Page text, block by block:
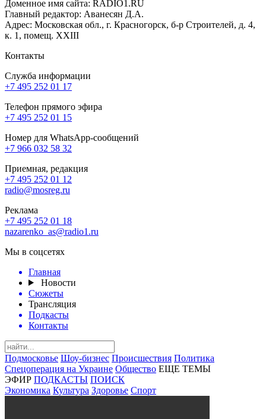
Доменное имя сайта: RADIO1.RU
Главный редактор: Аванесян Д.А.
Адрес: Московская обл., г. Красногорск, б-р Строителей, д. 4,
к. 1, помещ. XXIII
Контакты
Служба информации
+7 495 252 01 17
Телефон прямого эфира
+7 495 252 01 15
Номер для WhatsApp-сообщений
+7 966 032 58 32
Приемная, редакция
+7 495 252 01 12
radio@mosreg.ru
Реклама
+7 495 252 01 18
nazarenko_as@radio1.ru
Мы в соцсетях
Главная
Новости
Сюжеты
Трансляция
Подкасты
Контакты
Подмосковье Шоу-бизнес Происшествия Политика
Спецоперация на Украине Общество ЕЩЕ ТЕМЫ
ЭФИР ПОДКАСТЫ ПОИСК
Экономика Культура Здоровье Спорт